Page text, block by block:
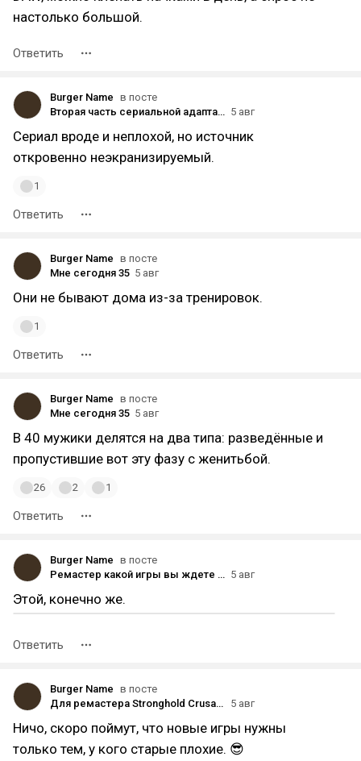
настолько большой.
Ответить
Burger Name в посте
Вторая часть сериальной адаптации романа «Сто лет одиночества» Габриэля Гарсиа Маркеса вышла на Netflix 5 авг
Сериал вроде и неплохой, но источник
откровенно неэкранизируемый.
1
Ответить
Burger Name в посте
Мне сегодня 35 5 авг
Они не бывают дома из-за тренировок.
1
Ответить
Burger Name в посте
Мне сегодня 35 5 авг
В 40 мужики делятся на два типа: разведённые и
пропустившие вот эту фазу с женитьбой.
26 2 1
Ответить
Burger Name в посте
Ремастер какой игры вы ждете больше всего на PlayStation 6 ? 5 авг
Этой, конечно же.
Ответить
Burger Name в посте
Для ремастера Stronghold Crusader вышло DLC The Surgeon and Baibars — с новыми правителями и цепочкой квестов
5 авг
Ничо, скоро поймут, что новые игры нужны
только тем, у кого старые плохие. 😎